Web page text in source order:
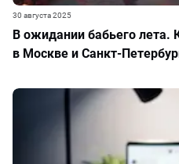
В ожидании бабьего лета.
в Москве и Санкт-
30 августа 2025